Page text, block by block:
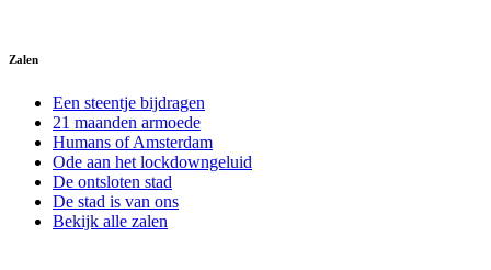
Zalen
Een steentje bijdragen
21 maanden armoede
Humans of Amsterdam
Ode aan het lockdowngeluid
De ontsloten stad
De stad is van ons
Bekijk alle zalen